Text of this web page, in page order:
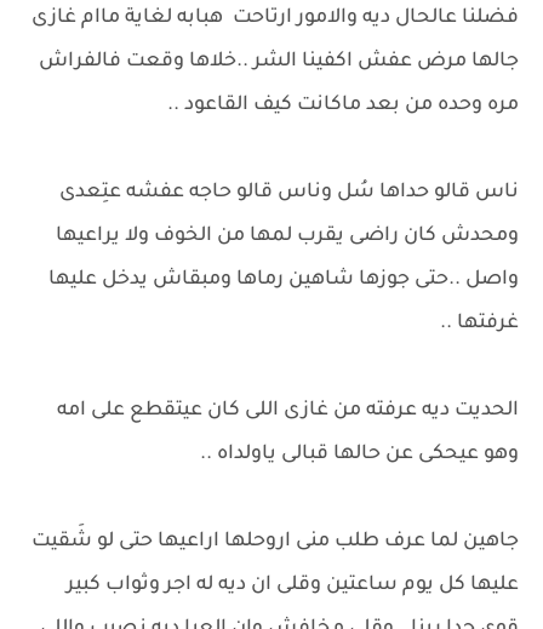
فضلنا عالحال ديه والامور ارتاحت هبابه لغاية ماام غازى
جالها مرض عفش اكفينا الشر ..خلاها وقعت فالفراش
مره وحده من بعد ماكانت كيف القاعود ..
ناس قالو حداها سُل وناس قالو حاجه عفشه عتِعدى
ومحدش كان راضى يقرب لمها من الخوف ولا يراعيها
واصل ..حتى جوزها شاهين رماها ومبقاش يدخل عليها
غرفتها ..
الحديت ديه عرفته من غازى اللى كان عيتقطع على امه
وهو عيحكى عن حالها قبالى ياولداه ..
جاهين لما عرف طلب منى اروحلها اراعيها حتى لو شَقيت
عليها كل يوم ساعتين وقلى ان ديه له اجر وثواب كبير